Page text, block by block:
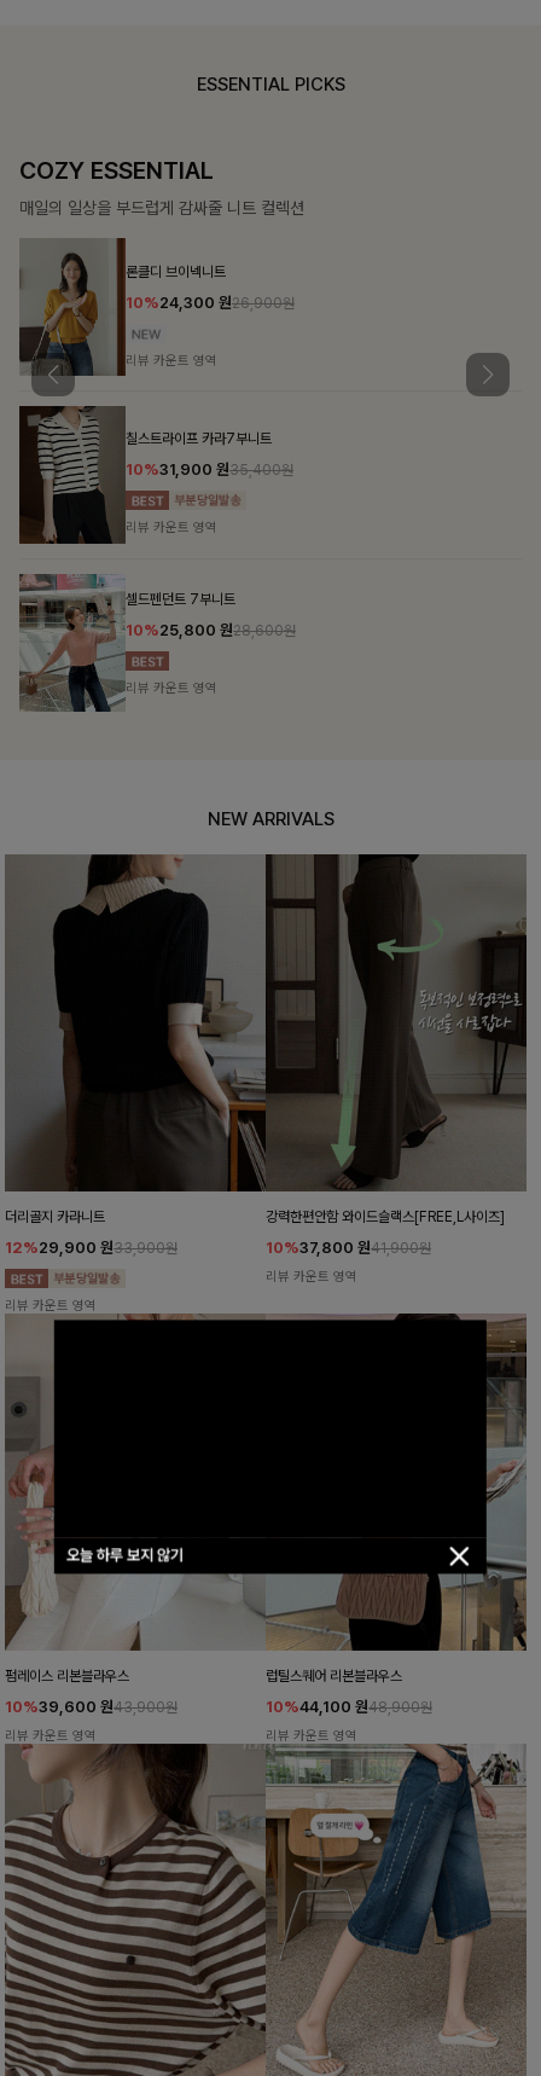
오늘 하루 보지 않기
ESSENTIAL PICKS
COZY ESSENTIAL
매일의 일상을 부드럽게 감싸줄 니트 컬렉션
론클디 브이넥니트
10%24,300 원26,900원
리뷰 카운트 영역
칠스트라이프 카라7부니트
10%31,900 원35,400원
리뷰 카운트 영역
셀드펜던트 7부니트
10%25,800 원28,600원
리뷰 카운트 영역
NEW ARRIVALS
더리골지 카라니트
12%29,900 원33,900원
리뷰 카운트 영역
강력한편안함 와이드슬랙스[FREE,L사이즈]
10%37,800 원41,900원
리뷰 카운트 영역
펌레이스 리본블라우스
10%39,600 원43,900원
리뷰 카운트 영역
럽틸스퀘어 리본블라우스
10%44,100 원48,900원
리뷰 카운트 영역